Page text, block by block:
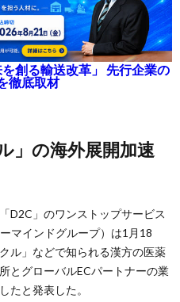
創る輸送改革」 先行企業の
徹底取材
D2C」のワンストップサービス
マインドグループ）は1月18
ル」などで知られる漢方の医薬
とグローバルECパートナーの業
たと発表した。